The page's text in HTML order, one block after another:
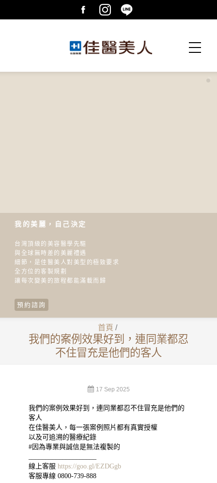
我的美麗，自己決定
台灣頂級的美容醫學先驅
與全球無時差的美麗禮遇
細節，是佳醫美人對美型的極致要求
全方位的客製規劃
讓每次變美的旅程都能滿載而歸
預約諮詢
首頁 /
我們的案例效果好到，連同業都忍
不住冒充是他們的客人
17 Sep 2025
我們的案例效果好到，連同業都忍不住冒充是他們的
客人
在佳醫美人，每一張案例照片都有真實授權
以及可追溯的醫療紀錄
#因為專業與誠信是無法複製的
線上客服 https://goo.gl/EZDGgb
客服專線 0800-739-888